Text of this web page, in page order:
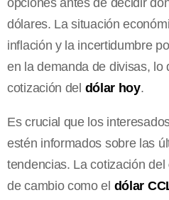
opciones antes de decidir
dólares. La situación
inflación y la incertidumbre
en la demanda de divisas, lo
cotización del dólar hoy.
Es crucial que los
estén informados sobre las
tendencias. La cotización del
de cambio como el dólar